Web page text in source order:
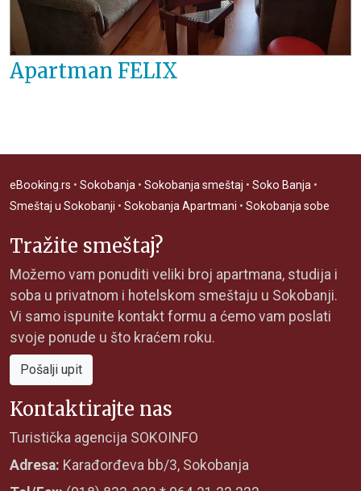
Apartman FELIX
eBooking.rs • Sokobanja • Sokobanja smeštaj • Soko Banja •
Smeštaj u Sokobanji • Sokobanja Apartmani • Sokobanja sobe
Tražite smeštaj?
Možemo vam ponuditi veliki broj apartmana, studija i
soba u privatnom i hotelskom smeštaju u Sokobanji.
Vi samo ispunite kontakt formu a ćemo vam poslati
svoje ponude u što kraćem roku.
Pošalji upit
Kontaktirajte nas
Turistička agencija SOKOINFO
Adresa: Karađorđeva bb/3, Sokobanja